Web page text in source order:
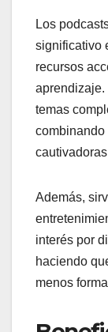
Los
significativo
recursos
aprendizaje.
temas
combinando
Además,
interés por
haciendo
menos